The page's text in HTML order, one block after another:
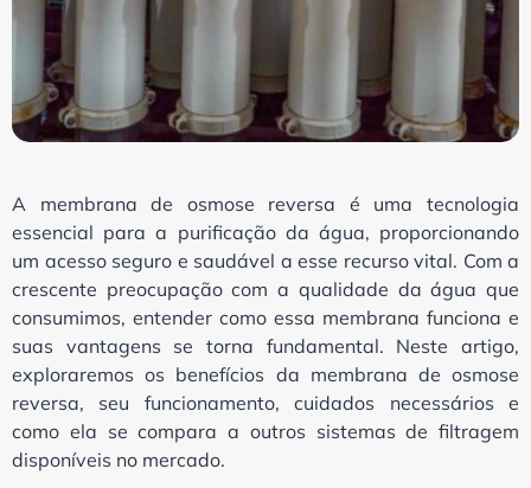
A membrana de osmose reversa é uma tecnologia
essencial para a purificação da água, proporcionando
um acesso seguro e saudável a esse recurso vital. Com a
crescente preocupação com a qualidade da água que
consumimos, entender como essa membrana funciona e
suas vantagens se torna fundamental. Neste artigo,
exploraremos os benefícios da membrana de osmose
reversa, seu funcionamento, cuidados necessários e
como ela se compara a outros sistemas de filtragem
disponíveis no mercado.